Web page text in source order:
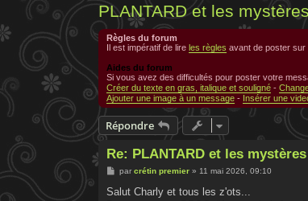
PLANTARD et les
Règles du forum
Il est impératif de lire les règles avant de poster sur
Aides du forum
Si vous avez des difficultés pour poster votre
Créer du texte en gras, italique et souligné -
Ajouter une image à un message - Insérer une
Répondre
Re: PLANTARD et les
M
s
par crétin premier» 11 mai 2026, 09:10
Salut Charly et tous les z'ots...